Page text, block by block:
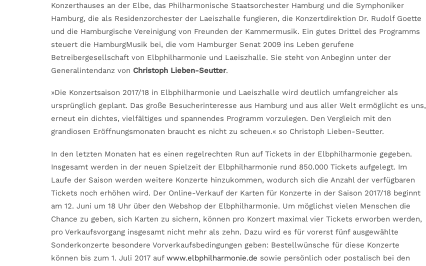
Konzerthauses an der Elbe, das Philharmonische Staatsorchester Hamburg und die Symphoniker
Hamburg, die als Residenzorchester der Laeiszhalle fungieren, die Konzertdirektion Dr. Rudolf Goette
und die Hamburgische Vereinigung von Freunden der Kammermusik. Ein gutes Drittel des Programms
steuert die HamburgMusik bei, die vom Hamburger Senat 2009 ins Leben gerufene
Betreibergesellschaft von Elbphilharmonie und Laeiszhalle. Sie steht von Anbeginn unter der
Generalintendanz von Christoph Lieben-Seutter.
»Die Konzertsaison 2017/18 in Elbphilharmonie und Laeiszhalle wird deutlich umfangreicher als
ursprünglich geplant. Das große Besucherinteresse aus Hamburg und aus aller Welt ermöglicht es uns,
erneut ein dichtes, vielfältiges und spannendes Programm vorzulegen. Den Vergleich mit den
grandiosen Eröffnungsmonaten braucht es nicht zu scheuen.« so Christoph Lieben-Seutter.
In den letzten Monaten hat es einen regelrechten Run auf Tickets in der Elbphilharmonie gegeben.
Insgesamt werden in der neuen Spielzeit der Elbphilharmonie rund 850.000 Tickets aufgelegt. Im
Laufe der Saison werden weitere Konzerte hinzukommen, wodurch sich die Anzahl der verfügbaren
Tickets noch erhöhen wird. Der Online-Verkauf der Karten für Konzerte in der Saison 2017/18 beginnt
am 12. Juni um 18 Uhr über den Webshop der Elbphilharmonie. Um möglichst vielen Menschen die
Chance zu geben, sich Karten zu sichern, können pro Konzert maximal vier Tickets erworben werden,
pro Verkaufsvorgang insgesamt nicht mehr als zehn. Dazu wird es für vorerst fünf ausgewählte
Sonderkonzerte besondere Vorverkaufsbedingungen geben: Bestellwünsche für diese Konzerte
können bis zum 1. Juli 2017 auf www.elbphilharmonie.de sowie persönlich oder postalisch bei den